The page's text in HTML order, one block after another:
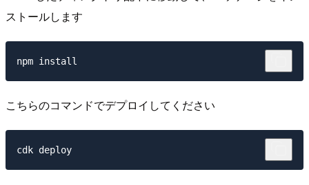
ストールします
こちらのコマンドでデプロイしてください